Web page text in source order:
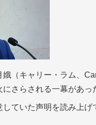
娥（キャリー・ラム、
さらされる一幕があっ
ていた声明を読み上